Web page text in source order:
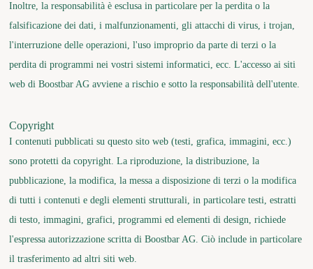
Inoltre, la responsabilità è esclusa in particolare per la perdita o la
falsificazione dei dati, i malfunzionamenti, gli attacchi di virus, i trojan,
l'interruzione delle operazioni, l'uso improprio da parte di terzi o la
perdita di programmi nei vostri sistemi informatici, ecc. L'accesso ai siti
web di Boostbar AG avviene a rischio e sotto la responsabilità dell'utente.
Copyright
I contenuti pubblicati su questo sito web (testi, grafica, immagini, ecc.)
sono protetti da copyright. La riproduzione, la distribuzione, la
pubblicazione, la modifica, la messa a disposizione di terzi o la modifica
di tutti i contenuti e degli elementi strutturali, in particolare testi, estratti
di testo, immagini, grafici, programmi ed elementi di design, richiede
l'espressa autorizzazione scritta di Boostbar AG. Ciò include in particolare
il trasferimento ad altri siti web.